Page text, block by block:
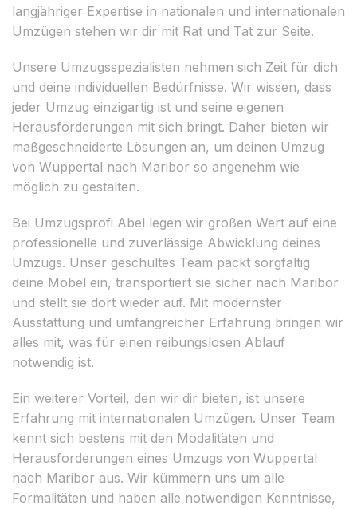
langjähriger Expertise in nationalen und internationalen
Umzügen stehen wir dir mit Rat und Tat zur Seite.
Unsere Umzugsspezialisten nehmen sich Zeit für dich
und deine individuellen Bedürfnisse. Wir wissen, dass
jeder Umzug einzigartig ist und seine eigenen
Herausforderungen mit sich bringt. Daher bieten wir
maßgeschneiderte Lösungen an, um deinen Umzug
von Wuppertal nach Maribor so angenehm wie
möglich zu gestalten.
Bei Umzugsprofi Abel legen wir großen Wert auf eine
professionelle und zuverlässige Abwicklung deines
Umzugs. Unser geschultes Team packt sorgfältig
deine Möbel ein, transportiert sie sicher nach Maribor
und stellt sie dort wieder auf. Mit modernster
Ausstattung und umfangreicher Erfahrung bringen wir
alles mit, was für einen reibungslosen Ablauf
notwendig ist.
Ein weiterer Vorteil, den wir dir bieten, ist unsere
Erfahrung mit internationalen Umzügen. Unser Team
kennt sich bestens mit den Modalitäten und
Herausforderungen eines Umzugs von Wuppertal
nach Maribor aus. Wir kümmern uns um alle
Formalitäten und haben alle notwendigen Kenntnisse,